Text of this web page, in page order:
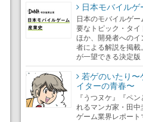
日本モバイルゲ
日本のモバイルゲ
要なトピック・タイ
ほか、開発者へのイ
者による解説を掲載
が一望できる決定版
若ゲのいたり〜
イターの青春〜
『うつヌケ』『ペ
れるマンガ家・田中
ゲーム業界レポート